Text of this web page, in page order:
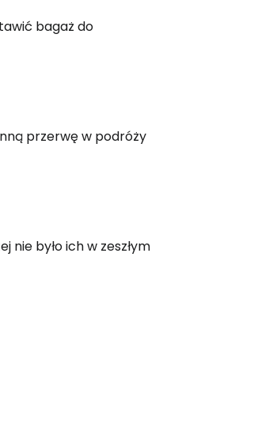
bagaż do
przerwę w podróży
nie było ich w zeszłym